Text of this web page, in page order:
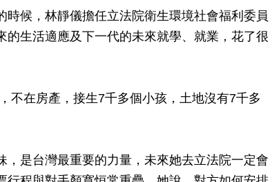
時候，林靜儀擔任立法院衛生環境社會福利委員
的生活適應及下一代的未來就學、就業，花了很
不在房產，接生7千多個小孩，土地沒有7千多
，是台灣最重要的力量，未來她去立法院一定會